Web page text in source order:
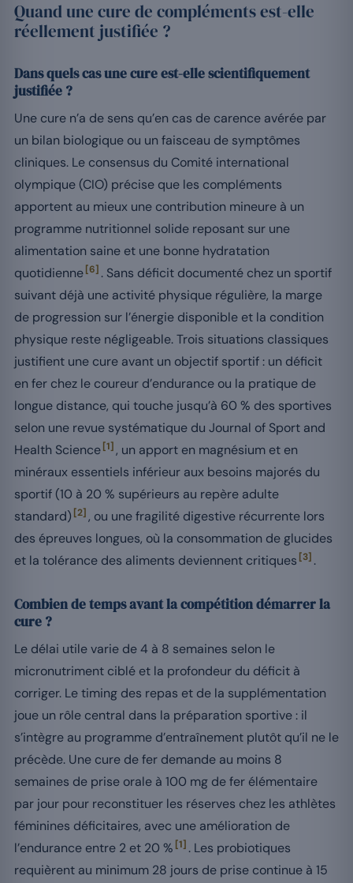
Quand une cure de compléments est-elle
réellement justifiée ?
Dans quels cas une cure est-elle scientifiquement
justifiée ?
Une cure n’a de sens qu’en cas de carence avérée par
un bilan biologique ou un faisceau de symptômes
cliniques. Le consensus du Comité international
olympique (CIO) précise que les compléments
apportent au mieux une contribution mineure à un
programme nutritionnel solide reposant sur une
alimentation saine et une bonne hydratation
quotidienne[6] . Sans déficit documenté chez un sportif
suivant déjà une activité physique régulière, la marge
de progression sur l’énergie disponible et la condition
physique reste négligeable. Trois situations classiques
justifient une cure avant un objectif sportif : un déficit
en fer chez le coureur d’endurance ou la pratique de
longue distance, qui touche jusqu’à 60 % des sportives
selon une revue systématique du Journal of Sport and
Health Science[1] , un apport en magnésium et en
minéraux essentiels inférieur aux besoins majorés du
sportif (10 à 20 % supérieurs au repère adulte
standard) [2] , ou une fragilité digestive récurrente lors
des épreuves longues, où la consommation de glucides
et la tolérance des aliments deviennent critiques [3] .
Combien de temps avant la compétition démarrer la
cure ?
Le délai utile varie de 4 à 8 semaines selon le
micronutriment ciblé et la profondeur du déficit à
corriger. Le timing des repas et de la supplémentation
joue un rôle central dans la préparation sportive : il
s’intègre au programme d’entraînement plutôt qu’il ne le
précède. Une cure de fer demande au moins 8
semaines de prise orale à 100 mg de fer élémentaire
par jour pour reconstituer les réserves chez les athlètes
féminines déficitaires, avec une amélioration de
l’endurance entre 2 et 20 % [1] . Les probiotiques
requièrent au minimum 28 jours de prise continue à 15